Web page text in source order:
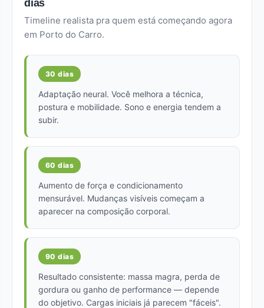
dias
Timeline realista pra quem está começando agora
em Porto do Carro.
30 dias
Adaptação neural. Você melhora a técnica,
postura e mobilidade. Sono e energia tendem a
subir.
60 dias
Aumento de força e condicionamento
mensurável. Mudanças visíveis começam a
aparecer na composição corporal.
90 dias
Resultado consistente: massa magra, perda de
gordura ou ganho de performance — depende
do objetivo. Cargas iniciais já parecem "fáceis".